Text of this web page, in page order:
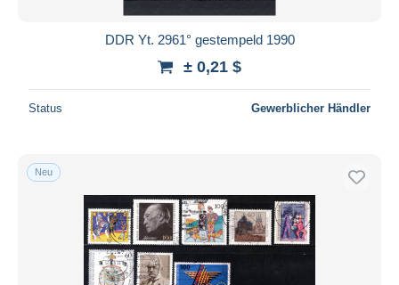
DDR Yt. 2961° gestempeld 1990
± 0,21 $
Status Gewerblicher Händler
Neu